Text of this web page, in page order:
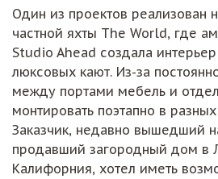
Один из проектов реализован
частной яхты The World, где
Studio Ahead создала
люксовых кают. Из-за
между портами мебель и
монтировать поэтапно в
Заказчик, недавно вышедший
продавший загородный дом в
Калифорния, хотел иметь